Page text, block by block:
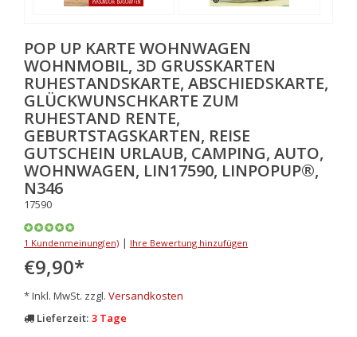
POP UP KARTE WOHNWAGEN
WOHNMOBIL, 3D GRUSSKARTEN R
UHESTANDSKARTE, ABSCHIEDSKARTE, G
LÜCKWUNSCHKARTE ZUM R
UHESTAND RENTE, G
EBURTSTAGSKARTEN, REISE G
UTSCHEIN URLAUB, CAMPING, AUTO, W
OHNWAGEN, LIN17590, LINPOPUP®, N
346
17590
1 Kundenmeinung(en) | Ihre Bewertung hinzufügen
€9,90*
* Inkl. MwSt. zzgl. Versandkosten
Lieferzeit: 3 Tage